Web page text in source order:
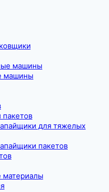
машины
машины
для тяжелых
пакетов
материалы